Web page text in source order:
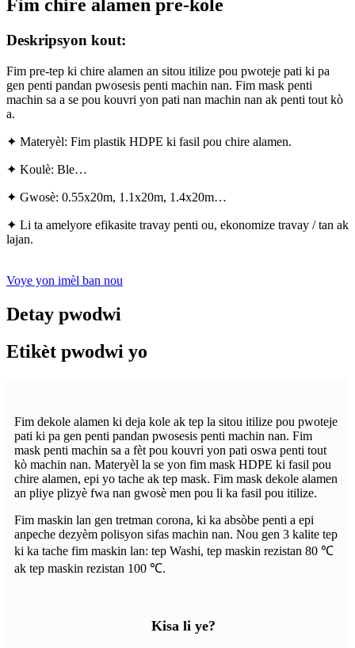
Fim chire alamen pre-kole
Deskripsyon kout:
Fim pre-tep ki chire alamen an sitou itilize pou pwoteje pati ki pa
gen penti pandan pwosesis penti machin nan. Fim mask penti
machin sa a se pou kouvri yon pati nan machin nan ak penti tout kò
a.
✦ Materyèl: Fim plastik HDPE ki fasil pou chire alamen.
✦ Koulè: Ble…
✦ Gwosè: 0.55x20m, 1.1x20m, 1.4x20m…
✦ Li ta amelyore efikasite travay penti ou, ekonomize travay / tan ak
lajan.
Voye yon imèl ban nou
Detay pwodwi
Etikèt pwodwi yo
Fim dekole alamen ki deja kole ak tep la sitou itilize pou pwoteje
pati ki pa gen penti pandan pwosesis penti machin nan. Fim
mask penti machin sa a fèt pou kouvri yon pati oswa penti tout
kò machin nan. Materyèl la se yon fim mask HDPE ki fasil pou
chire alamen, epi yo tache ak tep mask. Fim mask dekole alamen
an pliye plizyè fwa nan gwosè men pou li ka fasil pou itilize.
Fim maskin lan gen tretman corona, ki ka absòbe penti a epi
anpeche dezyèm polisyon sifas machin nan. Nou gen 3 kalite tep
ki ka tache fim maskin lan: tep Washi, tep maskin rezistan 80 ℃
ak tep maskin rezistan 100 ℃.
Kisa li ye?